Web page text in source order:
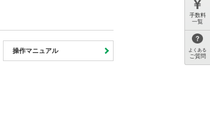
操作マニュアル
手数料
一覧
よくある
ご質問